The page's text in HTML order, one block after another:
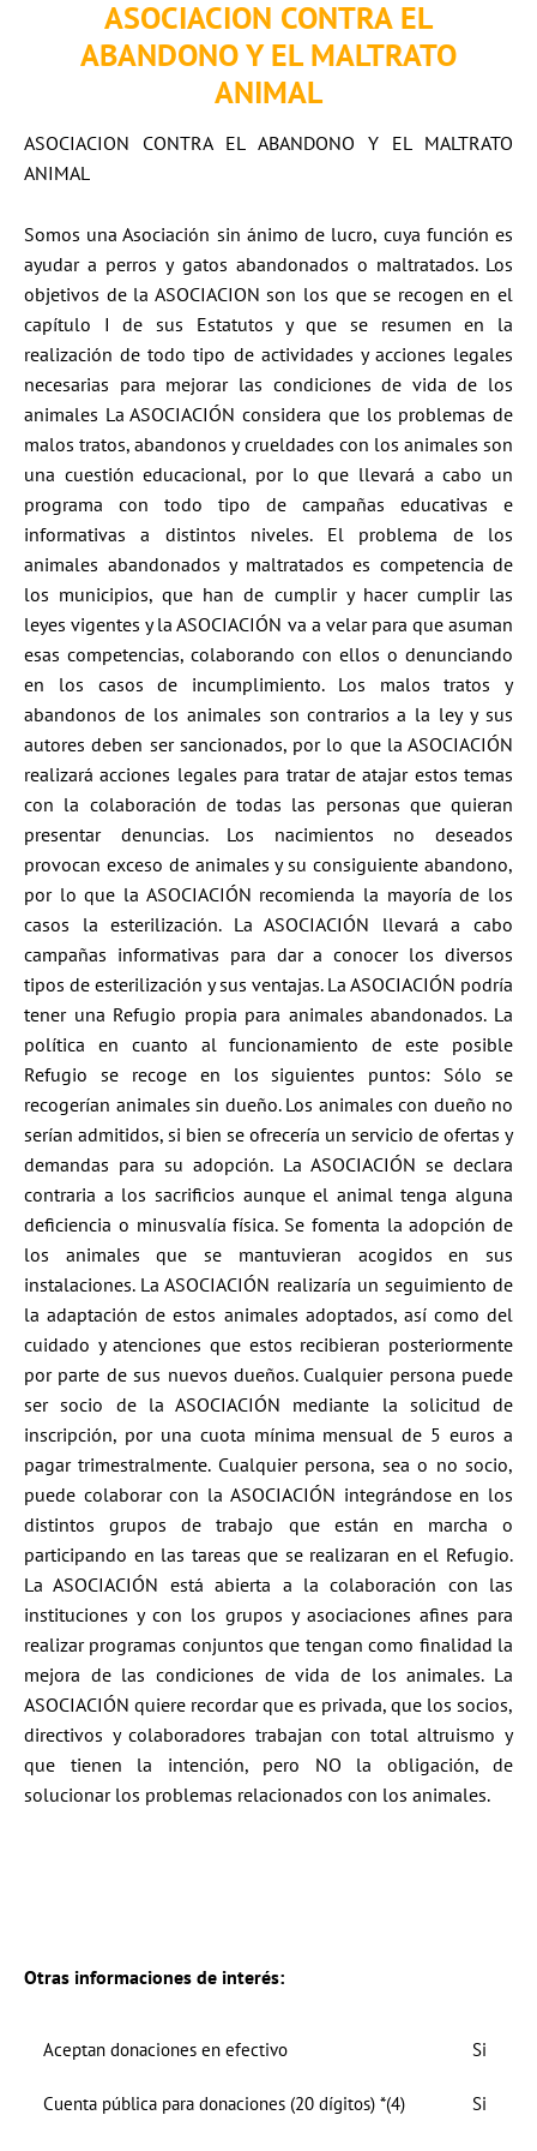
ASOCIACION CONTRA EL
ABANDONO Y EL MALTRATO
ANIMAL
ASOCIACION CONTRA EL ABANDONO Y EL MALTRATO
ANIMAL
Somos una Asociación sin ánimo de lucro, cuya función es
ayudar a perros y gatos abandonados o maltratados. Los
objetivos de la ASOCIACION son los que se recogen en el
capítulo I de sus Estatutos y que se resumen en la
realización de todo tipo de actividades y acciones legales
necesarias para mejorar las condiciones de vida de los
animales La ASOCIACIÓN considera que los problemas de
malos tratos, abandonos y crueldades con los animales son
una cuestión educacional, por lo que llevará a cabo un
programa con todo tipo de campañas educativas e
informativas a distintos niveles. El problema de los
animales abandonados y maltratados es competencia de
los municipios, que han de cumplir y hacer cumplir las
leyes vigentes y la ASOCIACIÓN va a velar para que asuman
esas competencias, colaborando con ellos o denunciando
en los casos de incumplimiento. Los malos tratos y
abandonos de los animales son contrarios a la ley y sus
autores deben ser sancionados, por lo que la ASOCIACIÓN
realizará acciones legales para tratar de atajar estos temas
con la colaboración de todas las personas que quieran
presentar denuncias. Los nacimientos no deseados
provocan exceso de animales y su consiguiente abandono,
por lo que la ASOCIACIÓN recomienda la mayoría de los
casos la esterilización. La ASOCIACIÓN llevará a cabo
campañas informativas para dar a conocer los diversos
tipos de esterilización y sus ventajas. La ASOCIACIÓN podría
tener una Refugio propia para animales abandonados. La
política en cuanto al funcionamiento de este posible
Refugio se recoge en los siguientes puntos: Sólo se
recogerían animales sin dueño. Los animales con dueño no
serían admitidos, si bien se ofrecería un servicio de ofertas y
demandas para su adopción. La ASOCIACIÓN se declara
contraria a los sacrificios aunque el animal tenga alguna
deficiencia o minusvalía física. Se fomenta la adopción de
los animales que se mantuvieran acogidos en sus
instalaciones. La ASOCIACIÓN realizaría un seguimiento de
la adaptación de estos animales adoptados, así como del
cuidado y atenciones que estos recibieran posteriormente
por parte de sus nuevos dueños. Cualquier persona puede
ser socio de la ASOCIACIÓN mediante la solicitud de
inscripción, por una cuota mínima mensual de 5 euros a
pagar trimestralmente. Cualquier persona, sea o no socio,
puede colaborar con la ASOCIACIÓN integrándose en los
distintos grupos de trabajo que están en marcha o
participando en las tareas que se realizaran en el Refugio.
La ASOCIACIÓN está abierta a la colaboración con las
instituciones y con los grupos y asociaciones afines para
realizar programas conjuntos que tengan como finalidad la
mejora de las condiciones de vida de los animales. La
ASOCIACIÓN quiere recordar que es privada, que los socios,
directivos y colaboradores trabajan con total altruismo y
que tienen la intención, pero NO la obligación, de
solucionar los problemas relacionados con los animales.
Otras informaciones de interés:
Aceptan donaciones en efectivo Si
Cuenta pública para donaciones (20 dígitos) *(4) Si